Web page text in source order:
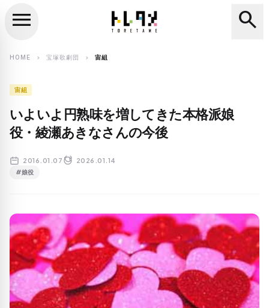
search
menu search
HOME chevron_right 宝塚歌劇団 chevron_right 宙組
宙組
いよいよ円熟味を増してきた本格派娘
役・綾瀬あきなさんの今後
2016.01.07 2026.01.14
#娘役